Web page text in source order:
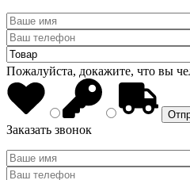
Пожалуйста, докажите, что вы
Заказать звонок